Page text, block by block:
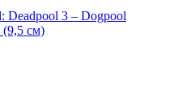
Deadpool 3 – Dogpool
(9,5 см)